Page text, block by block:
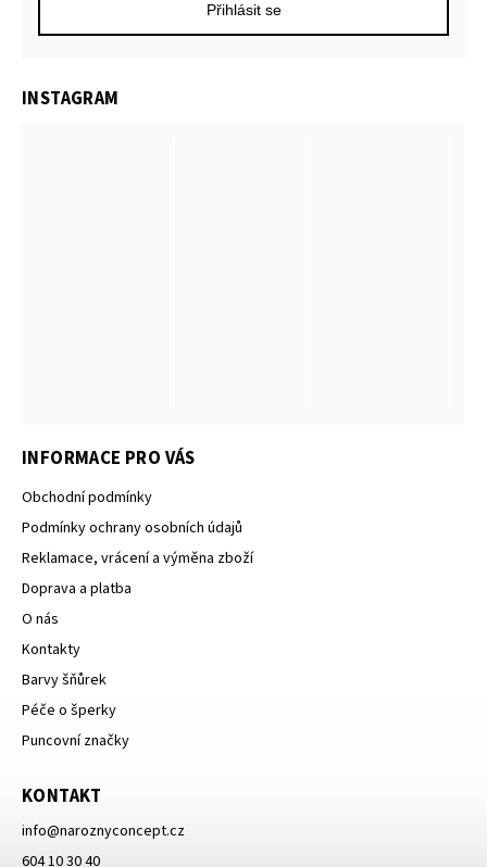
Přihlásit se
INFORMACE PRO VÁS
Obchodní podmínky
Podmínky ochrany osobních údajů
Reklamace, vrácení a výměna zboží
Doprava a platba
O nás
Kontakty
Barvy šňůrek
Péče o šperky
Puncovní značky
KONTAKT
info@naroznyconcept.cz
604 10 30 40
INSTAGRAM